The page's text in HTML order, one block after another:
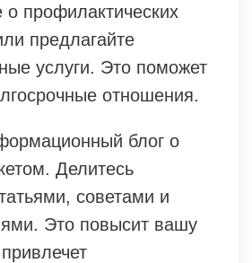
профилактических
предлагайте
услуги. Это поможет
отношения.
блог о
Делитесь
советами и
Это повысит вашу